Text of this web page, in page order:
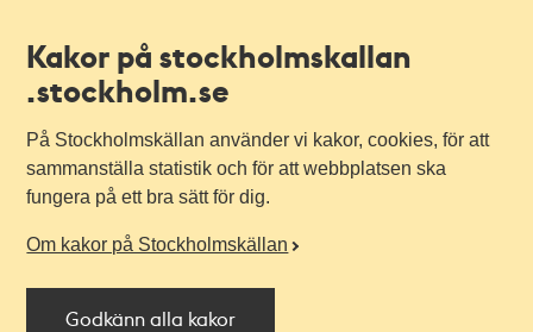
Kakor på stockholmskallan
.stockholm.se
På Stockholmskällan använder vi kakor, cookies, för att
sammanställa statistik och för att webbplatsen ska
fungera på ett bra sätt för dig.
Om kakor på Stockholmskällan
Godkänn alla kakor